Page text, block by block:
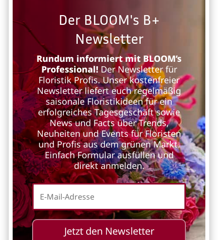
Der BLOOM's B+
Newsletter
Rundum informiert mit BLOOM’s
Professional!Der Newsletter für
Floristik Profis. Unser kostenfreier
Newsletter liefert euch regelmäßig
saisonale Floristikideen für ein
erfolgreiches Tagesgeschäft sowie
News und Facts über Trends,
Neuheiten und Events für Floristen
und Profis aus dem grünen Markt.
Einfach Formular ausfüllen und
direkt anmelden.
Jetzt den Newsletter